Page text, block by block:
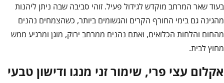
בעוד שאר המרחב מוקדש לגידול פעיל. זוהי סביבה שבה ניתן ליהנות
מהגינה גם בימי החורף הקרים והגשומים ביותר, כשהצמחים נהנים
מהחום והלחות הכלואים, ואתם נהנים ממרחב ירוק, מוגן ומרגיע ממש
מחוץ לבית.
אקלום עצי פרי, שימור זני מנגו ודישון טבעי